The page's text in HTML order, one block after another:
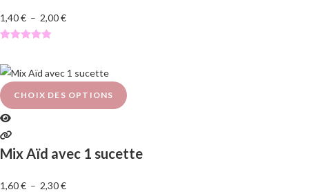
1,40€ – 2,00€
sur 5
basé sur
notation
client
CHOIX DES OPTIONS
Mix Aïd avec 1 sucette
1,60€ – 2,30€